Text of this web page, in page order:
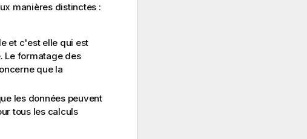
manières distinctes :
et c'est elle qui est
Le formatage des
que la
les données peuvent
tous les calculs